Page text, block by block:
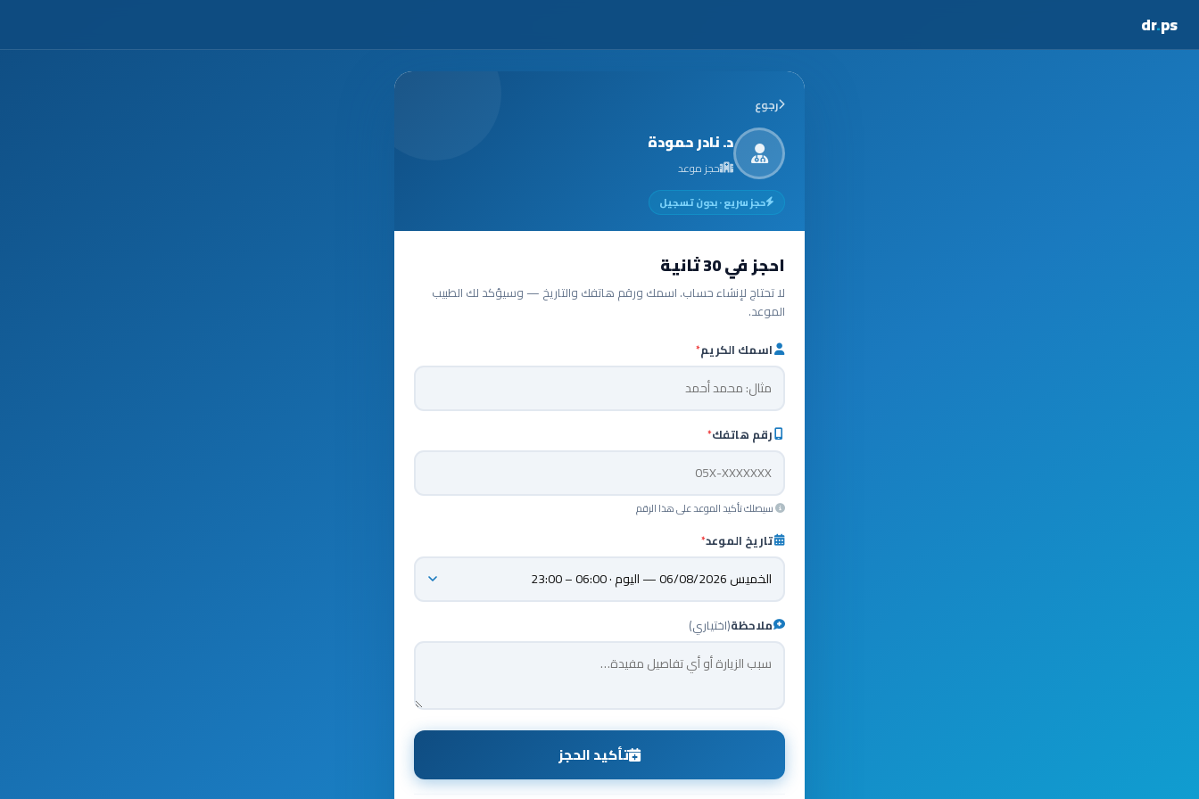
dr.ps
رجوع
د. نادر حمودة
حجز موعد
حجز سريع · بدون تسجيل
احجز في 30 ثانية
لا تحتاج لإنشاء حساب. اسمك ورقم هاتفك والتاريخ — وسيؤكد لك الطبيب
الموعد.
اسمك الكريم*
رقم هاتفك*
سيصلك تأكيد الموعد على هذا الرقم
تاريخ الموعد*
ملاحظة(اختياري)
تأكيد الحجز